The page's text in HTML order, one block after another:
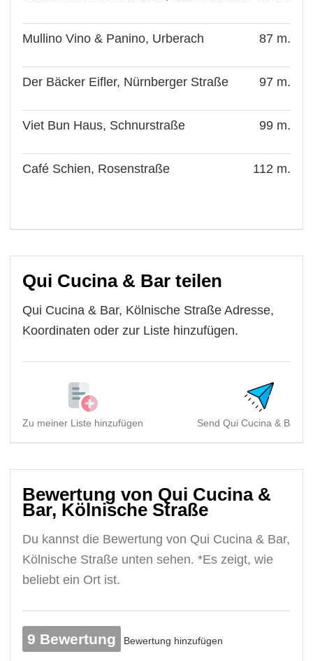
Mullino Vino & Panino, Urberach 87 m.
Der Bäcker Eifler, Nürnberger Straße 97 m.
Viet Bun Haus, Schnurstraße 99 m.
Café Schien, Rosenstraße 112 m.
Qui Cucina & Bar teilen
Qui Cucina & Bar, Kölnische Straße Adresse,
Koordinaten oder zur Liste hinzufügen.
Zu meiner Liste hinzufügen Send Qui Cucina & Bar,
Bewertung von Qui Cucina &
Bar, Kölnische Straße
Du kannst die Bewertung von Qui Cucina & Bar,
Kölnische Straße unten sehen. *Es zeigt, wie
beliebt ein Ort ist.
9 Bewertung Bewertung hinzufügen